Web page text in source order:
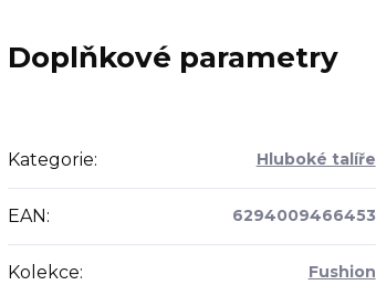
Doplňkové parametry
Kategorie: Hluboké talíře
EAN : 6294009466453
Kolekce: Fushion